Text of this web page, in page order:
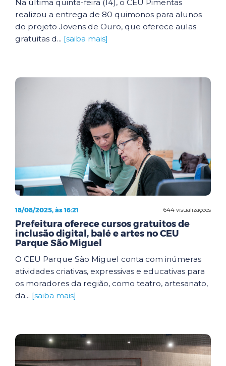
Na última quinta-feira (14), o CEU Pimentas
realizou a entrega de 80 quimonos para alunos
do projeto Jovens de Ouro, que oferece aulas
gratuitas d... [saiba mais]
644 visualizações
18/08/2025, às 16:21
Prefeitura oferece cursos gratuitos de
inclusão digital, balé e artes no CEU
Parque São Miguel
O CEU Parque São Miguel conta com inúmeras
atividades criativas, expressivas e educativas para
os moradores da região, como teatro, artesanato,
da... [saiba mais]